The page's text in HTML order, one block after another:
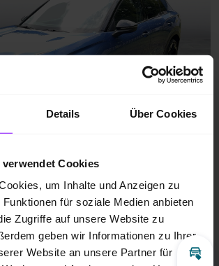
Details Über Cookies
verwendet Cookies
um Inhalte und Anzeigen zu
für soziale Medien anbieten
Zugriffe auf unsere Website zu
geben wir Informationen zu Ihrer
Website an unsere Partner für